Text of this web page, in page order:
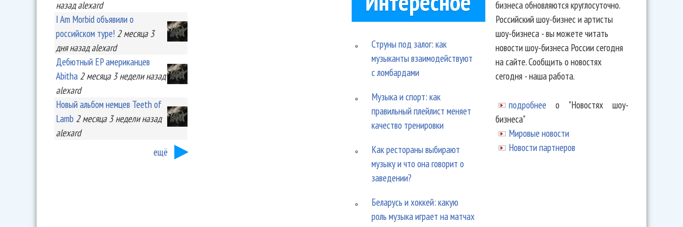
назад alexard
I Am Morbid объявили о
российском туре! 2 месяца 3
дняназад alexard
Дебютный EP американцев
Abitha 2 месяца 3 неделиназад
alexard
Новый альбом немцев Teeth of
Lamb 2 месяца 3 неделиназад
alexard
ещё
Струны под залог: как
музыканты взаимодействуют
с ломбардами
Музыка и спорт: как
правильный плейлист меняет
качество тренировки
Как рестораны выбирают
музыку и что она говорит о
заведении?
Беларусь и хоккей: какую
роль музыка играет на матчах
бизнеса обновляются круглосуточно.
Российский шоу-бизнес и артисты
шоу-бизнеса - вы можете читать
новости шоу-бизнеса России сегодня
на сайте. Сообщить о новостях
сегодня - наша работа.
подробнее о "Новостях шоу-
бизнеса"
Мировые новости
Новости партнеров